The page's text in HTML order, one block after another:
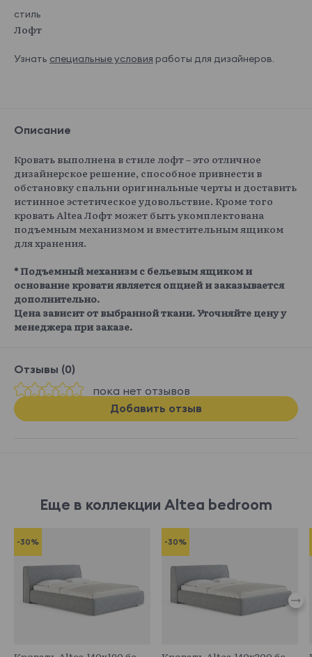
стиль
Лофт
Узнать специальные условия работы для дизайнеров.
Описание
Кровать выполнена в стиле лофт – это отличное
дизайнерское решение, способное привнести в
обстановку спальни оригинальные черты и доставить
истинное эстетическое удовольствие. Кроме того
кровать Altea Лофт может быть укомплектована
подъемным механизмом и вместительным ящиком
для хранения.
* Подъемный механизм с бельевым ящиком и
основание кровати является опцией и заказывается
дополнительно.
Цена зависит от выбранной ткани. Уточняйте цену у
менеджера при заказе.
Отзывы (0)
пока нет отзывов
Добавить отзыв
Еще в коллекции Altea bedroom
-30% -30%